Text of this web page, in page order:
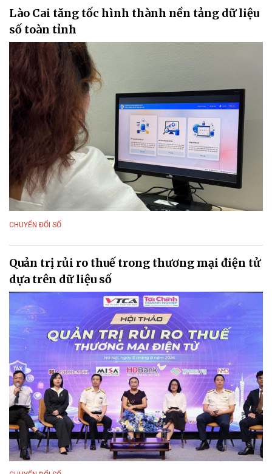
Lào Cai tăng tốc hình thành nền tảng dữ liệu
số toàn tỉnh
CHUYỂN ĐỔI SỐ
Quản trị rủi ro thuế trong thương mại điện tử
dựa trên dữ liệu số